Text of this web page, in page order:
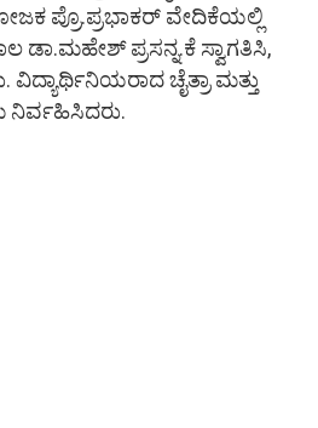
ಪ್ರೊ.ಪ್ರಭಾಕರ್ ವೇದಿಕೆಯಲ್ಲಿ
ಡಾ.ಮಹೇಶ್ ಪ್ರಸನ್ನ.ಕೆ ಸ್ವಾಗತಿಸಿ,
ಚೈತ್ರಾ ಮತ್ತು
ನಿರ್ವಹಿಸಿದರು.